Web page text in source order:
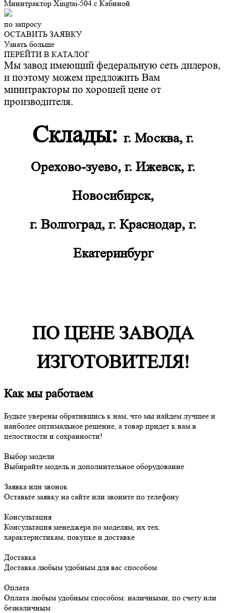
Минитрактор Xingtai-504 с Кабиной
по запросу
ОСТАВИТЬ ЗАЯВКУ
Узнать больше
ПЕРЕЙТИ В КАТАЛОГ
Мы завод имеющий федеральную сеть дилеров,
и поэтому можем предложить Вам
минитракторы по хорошей цене от
производителя.
Склады: г. Москва, г.
Орехово-зуево, г. Ижевск, г.
Новосибирск,
г. Волгоград, г. Краснодар, г.
Екатеринбург
ПО ЦЕНЕ ЗАВОДА
ИЗГОТОВИТЕЛЯ!
Как мы работаем
Будьте уверены обратившись к нам, что мы найдем лучшее и
наиболее оптимальное решение, а товар придет к вам в
целостности и сохранности!
Выбор модели
Выбирайте модель и дополнительное оборудование
Заявка или звонок
Оставьте заявку на сайте или звоните по телефону
Консультация
Консультация менеджера по моделям, их тех.
характеристикам, покупке и доставке
Доставка
Доставка любым удобным для вас способом
Оплата
Оплата любым удобным способом: наличными, по счету или
безналичным